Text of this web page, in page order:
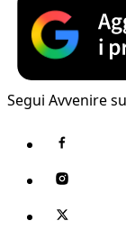
Segui Avvenire su